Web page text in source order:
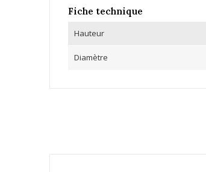
Fiche technique
Hauteur
Diamètre